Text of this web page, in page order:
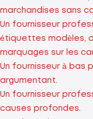
marchandises sans
Un fournisseur
étiquettes modèles,
marquages ​​sur les
Un fournisseur à bas
argumentant.
Un fournisseur
causes profondes.